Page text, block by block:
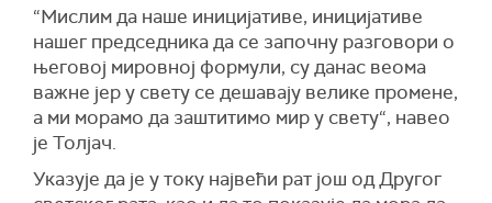
“Мислим да наше иницијативе, иницијативе
нашег председника да се започну разговори о
његовој мировној формули, су данас веома
важне јер у свету се дешавају велике промене,
а ми морамо да заштитимо мир у свету“, навео
је Толјач.
Указује да је у току највећи рат још од Другог